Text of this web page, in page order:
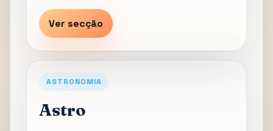
Ver secção
ASTRONOMIA
Astro